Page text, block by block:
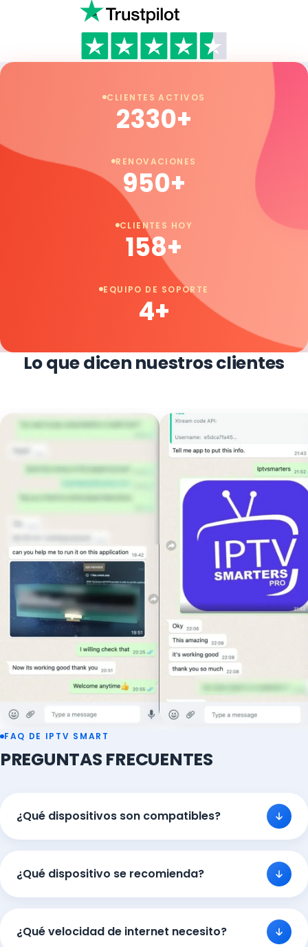
CLIENTES ACTIVOS
2330+
RENOVACIONES
950+
CLIENTES HOY
158+
EQUIPO DE SOPORTE
4+
Lo que dicen nuestros clientes
FAQ DE IPTV SMART
PREGUNTAS FRECUENTES
¿Qué dispositivos son compatibles?
¿Qué dispositivo se recomienda?
¿Qué velocidad de internet necesito?